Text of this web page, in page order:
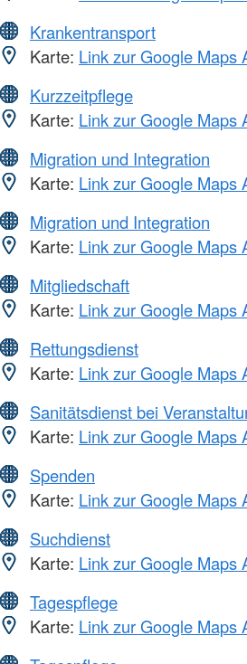
Krankentransport
Karte: Link zur Google Maps
Kurzzeitpflege
Karte: Link zur Google Maps
Migration und Integration
Karte: Link zur Google Maps
Migration und Integration
Karte: Link zur Google Maps
Mitgliedschaft
Karte: Link zur Google Maps
Rettungsdienst
Karte: Link zur Google Maps
Sanitätsdienst bei
Karte: Link zur Google Maps
Spenden
Karte: Link zur Google Maps
Suchdienst
Karte: Link zur Google Maps
Tagespflege
Karte: Link zur Google Maps